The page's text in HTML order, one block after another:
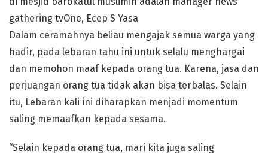
gathering tvOne, Ecep S Yasa
Dalam ceramahnya beliau mengajak semua warga yang
hadir, pada lebaran tahu ini untuk selalu menghargai
dan memohon maaf kepada orang tua. Karena, jasa dan
perjuangan orang tua tidak akan bisa terbalas. Selain
itu, Lebaran kali ini diharapkan menjadi momentum
saling memaafkan kepada sesama.
“Selain kepada orang tua, mari kita juga saling